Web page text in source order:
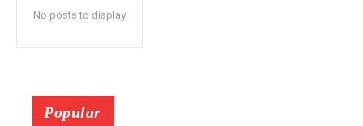
No posts to display
Popular